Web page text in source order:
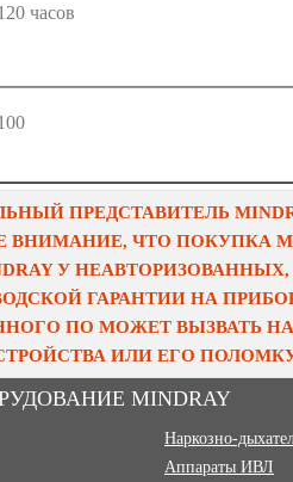
часов
ПРЕДСТАВИТЕЛЬ
ВНИМАНИЕ, ЧТО ПОКУПКА
У
ГАРАНТИИ НА
ПО МОЖЕТ ВЫЗВАТЬ
ИЛИ ЕГО
MINDRAY
Наркозно-
Аппараты ИВЛ